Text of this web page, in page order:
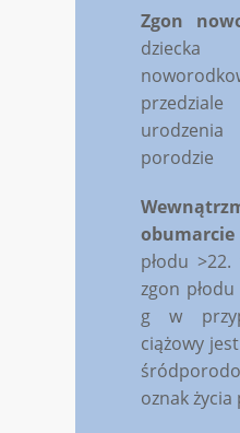
Zgon
porodzie
płodu
zgon
g w
ciążowy
oznak